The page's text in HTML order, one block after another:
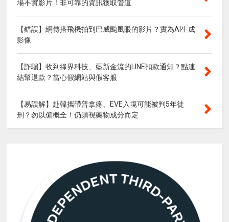
場不實影片！非可靠的資訊獲取管道
【錯誤】網傳搭飛機拍到巴威颱風眼的影片？實為AI生成
影像
【詐騙】收到綠界科技、藍新金流的LINE扣款通知？點連
結幫退款？當心假網站與假客服
【易誤解】赴韓攜帶普拿疼、EVE入境可能被判5年徒
刑？勿以偏概全！仍須視藥物成分而定